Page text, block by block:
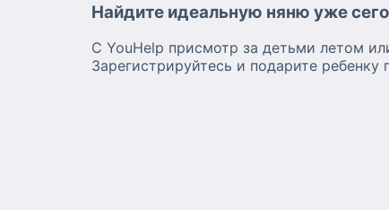
Найдите идеальную няню уже
С YouHelp присмотр за детьми летом
Зарегистрируйтесь и подарите ребенку